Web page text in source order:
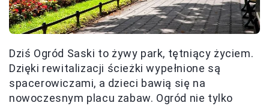
Dziś Ogród Saski to żywy park, tętniący życiem.
Dzięki rewitalizacji ścieżki wypełnione są
spacerowiczami, a dzieci bawią się na
nowoczesnym placu zabaw. Ogród nie tylko